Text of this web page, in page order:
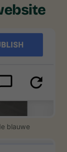
blauwe